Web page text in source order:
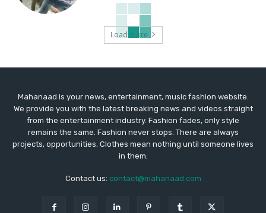
Load more
Mahanaad is your news, entertainment, music fashion website.
We provide you with the latest breaking news and videos straight
from the entertainment industry. Fashion fades, only style
remains the same. Fashion never stops. There are always
projects, opportunities. Clothes mean nothing until someone lives
in them.
Contact us: contact@mahanaad.com